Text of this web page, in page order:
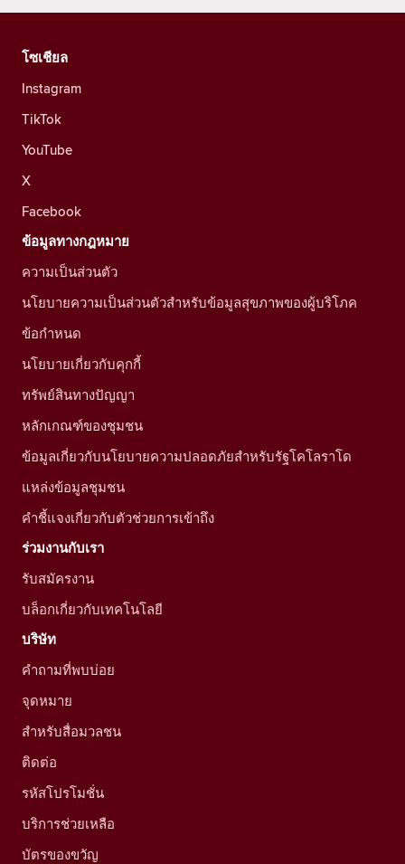
โซเชียล
Instagram
TikTok
YouTube
X
Facebook
ข้อมูลทางกฎหมาย
ความเป็นส่วนตัว
นโยบายความเป็นส่วนตัวสำหรับข้อมูลสุขภาพของผู้บริโภค
ข้อกำหนด
นโยบายเกี่ยวกับคุกกี้
ทรัพย์สินทางปัญญา
หลักเกณฑ์ของชุมชน
ข้อมูลเกี่ยวกับนโยบายความปลอดภัยสำหรับรัฐโคโลราโด
แหล่งข้อมูลชุมชน
คำชี้แจงเกี่ยวกับตัวช่วยการเข้าถึง
ร่วมงานกับเรา
รับสมัครงาน
บล็อกเกี่ยวกับเทคโนโลยี
บริษัท
คำถามที่พบบ่อย
จุดหมาย
สำหรับสื่อมวลชน
ติดต่อ
รหัสโปรโมชั่น
บริการช่วยเหลือ
บัตรของขวัญ